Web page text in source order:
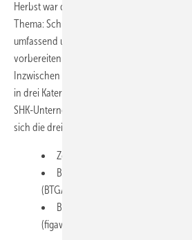
Herbst war die Weiterbildungsinitiative „Fit
Thema: Schulungen sollen alle Beteiligten
umfassend und kompetent auf alle neuen
vorbereiten und die Wichtigkeit der
Inzwischen sind zielgruppenorientierte
in drei Katergorien einordnen lassen. Sie
SHK-Unternehmer, an Installateure und an
sich die drei Verbände
Zentralverband Sanitär Heizung
Bundesindustrieverband
(BTGA)
Bundesvereinigung der Firmen
(figawa)